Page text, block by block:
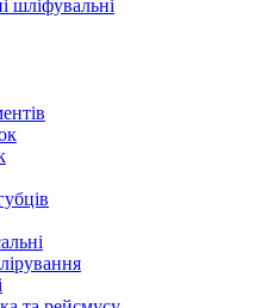
шліфувальні